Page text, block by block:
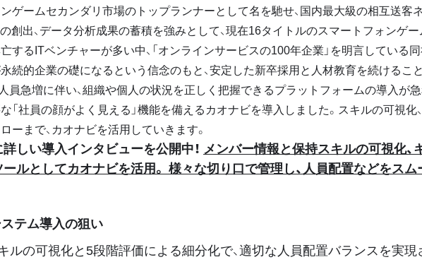
ゲームセカンダリ市場のトップランナーとして名を馳せ、国内最大級の相互送客
創出、データ分析成果の蓄積を強みとして、現在16タイトルのスマートフォンゲ
するITベンチャーが多い中、「オンラインサービスの100年企業」を明言している
続的企業の礎になるという信念のもと、安定した新卒採用と人材教育を続けるこ
員急増に伴い、組織や個人の状況を正しく把握できるプラットフォームの導入が
「社員の顔がよく見える」機能を備えるカオナビを導入しました。スキルの可視化
ーまで、カオナビを活用していきます。
しい導入インタビューを公開中！ メンバー情報と保持スキルの可視化、
ルとしてカオナビを活用。 様々な切り口で管理し、人員配置などをスム
テム導入の狙い
キルの可視化と5段階評価による細分化で、適切な人員配置バランスを実現